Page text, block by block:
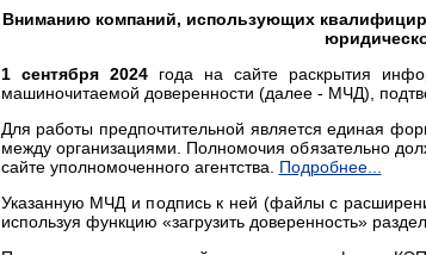
Вниманию компаний, использующих
1 сентября 2024года на сайте раскрытия
машиночитаемой доверенности (далее - МЧД),
Для работы предпочтительной является единая
между организациями. Полномочия обязательно
сайте уполномоченного агентства. Подробнее...
Указанную МЧД и подпись к ней (файлы с
используя функцию «загрузить доверенность»